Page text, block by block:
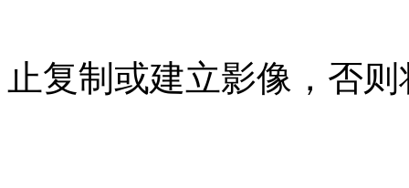
止复制或建立影像，否